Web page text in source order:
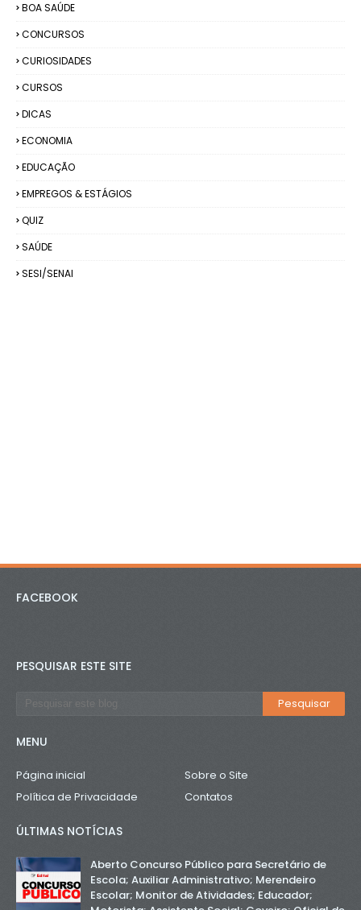
BOA SAÚDE
CONCURSOS
CURIOSIDADES
CURSOS
DICAS
ECONOMIA
EDUCAÇÃO
EMPREGOS & ESTÁGIOS
QUIZ
SAÚDE
SESI/SENAI
FACEBOOK
PESQUISAR ESTE SITE
MENU
Página inicial
Sobre o Site
Política de Privacidade
Contatos
ÚLTIMAS NOTÍCIAS
Aberto Concurso Público para Secretário de
Escola; Auxiliar Administrativo; Merendeiro
Escolar; Monitor de Atividades; Educador;